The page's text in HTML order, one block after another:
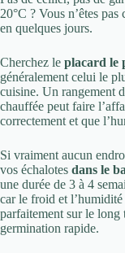
20°C ? Vous n’êtes
en quelques jours.
Cherchez le placard le
généralement celui le
cuisine. Un rangement
chauffée peut faire
correctement et que
Si vraiment aucun
vos échalotes dans le
une durée de 3 à 4
car le froid et
parfaitement sur le long
germination rapide.